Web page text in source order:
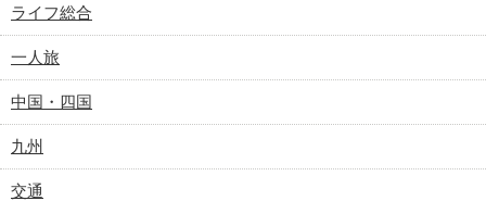
ライフ総合
一人旅
中国・四国
九州
交通